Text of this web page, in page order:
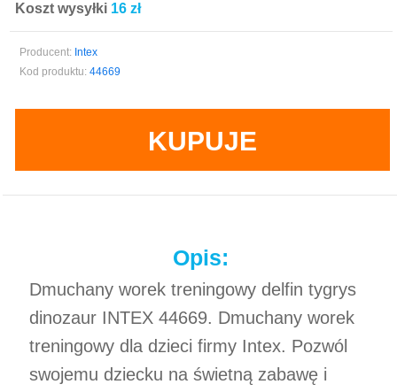
KUPUJE
Koszt wysyłki 16 zł
Producent: Intex
Kod produktu: 44669
Opis:
Dmuchany worek treningowy delfin tygrys
dinozaur INTEX 44669. Dmuchany worek
treningowy dla dzieci firmy Intex. Pozwól
swojemu dziecku na świetną zabawę i